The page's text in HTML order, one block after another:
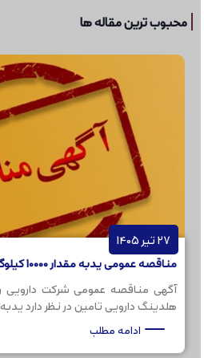
محبوب ترین مقاله ها
27 تیر 1405
مناقصه عمومی یدبه مقدار 10000 کیلوگرم
آگهی مناقصه عمومی شرکت دارویی
هلدینگ دارویی تامین در نظر دارد یدبه
ادامه مطلب